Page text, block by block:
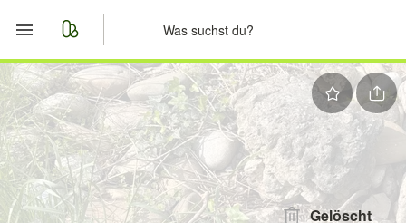
Start
Merkliste
Nachrichten
Anzeige aufgeben
Gelöscht